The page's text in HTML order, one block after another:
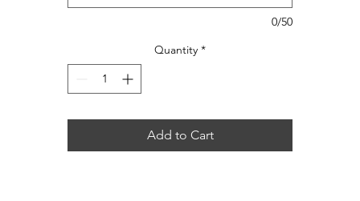
0/50
Quantity *
Add to Cart